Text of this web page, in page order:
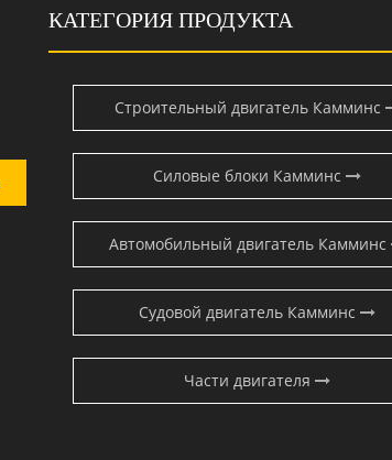
КАТЕГОРИЯ ПРОДУКТА
Строительный двигатель Камминс
Силовые блоки Камминс
Автомобильный двигатель Камминс
Судовой двигатель Камминс
Части двигателя